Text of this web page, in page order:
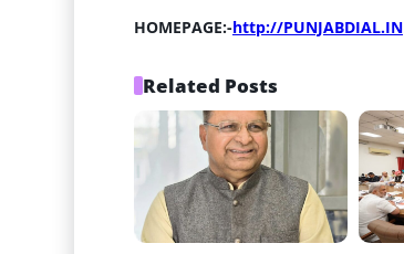
HOMEPAGE:-http://PUNJABDIAL.IN
Related Posts